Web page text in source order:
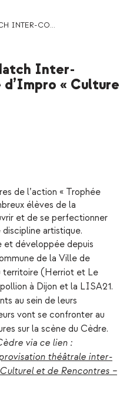
INTER-CO...
Inter-
« Culture
de l’action « Trophée
élèves de la
et de se perfectionner
artistique.
développée depuis
de la Ville de
territoire (Herriot et Le
à Dijon et la LISA21.
au sein de leurs
vont se confronter au
sur la scène du Cèdre.
via ce lien :
théâtrale inter-
et de Rencontres –